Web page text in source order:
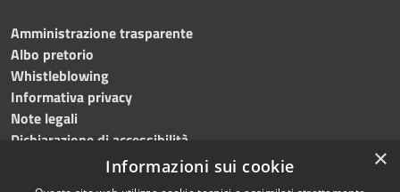
Amministrazione trasparente
Albo pretorio
Whistleblowing
Informativa privacy
Note legali
Dichiarazione di accessibilità
×
Informazioni sui cookie